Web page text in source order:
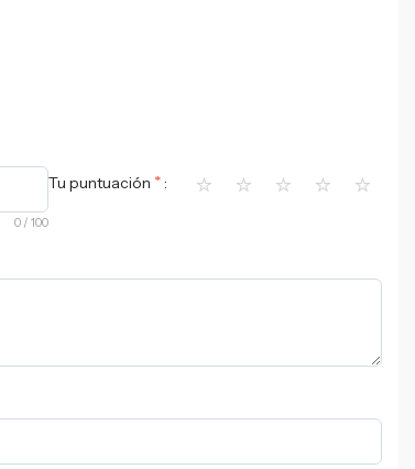
0 / 100
Tu puntuación * ⭐ ⭐ ⭐ ⭐ ⭐